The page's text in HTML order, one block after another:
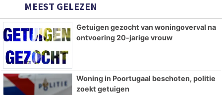
MEEST GELEZEN
Getuigen gezocht van woningoverval na
ontvoering 20-jarige vrouw
Woning in Poortugaal beschoten, politie
zoekt getuigen